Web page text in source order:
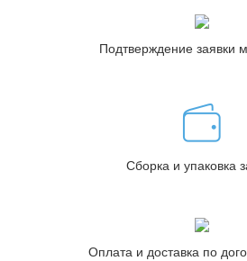
Подтверждение заявки
Сборка и упаковка
Оплата и доставка по